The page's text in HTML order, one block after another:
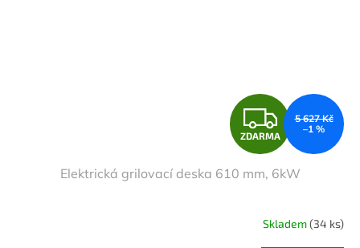
Z
D
A
R
ZDARMA
5 627 Kč
–1 %
Elektrická grilovací deska 610 mm, 6kW
Skladem(34 ks)